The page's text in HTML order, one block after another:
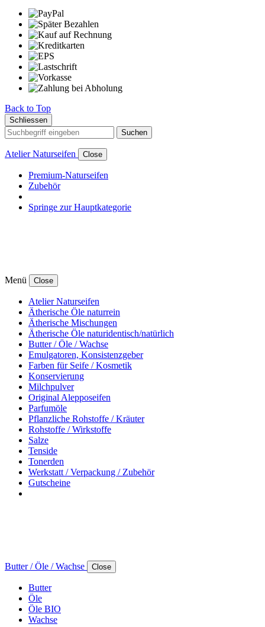
Back to Top
Schliessen
Suchen
Atelier Naturseifen Close
Premium-Naturseifen
Zubehör
Springe zur Hauptkategorie
Menü Close
Atelier Naturseifen
Ätherische Öle naturrein
Ätherische Mischungen
Ätherische Öle naturidentisch/natürlich
Butter / Öle / Wachse
Emulgatoren, Konsistenzgeber
Farben für Seife / Kosmetik
Konservierung
Milchpulver
Original Alepposeifen
Parfumöle
Pflanzliche Rohstoffe / Kräuter
Rohstoffe / Wirkstoffe
Salze
Tenside
Tonerden
Werkstatt / Verpackung / Zubehör
Gutscheine
Butter / Öle / Wachse Close
Butter
Öle
Öle BIO
Wachse